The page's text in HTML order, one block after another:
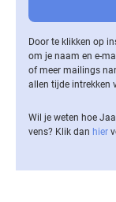
Door te klikken op
om je naam en e-
of meer mailings
allen tijde intrekken
Wil je weten hoe
vens? Klik dan hier